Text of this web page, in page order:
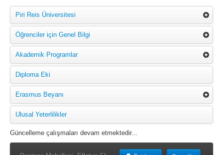
Piri Reis Üniversitesi
Öğrenciler için Genel Bilgi
Akademik Programlar
Diploma Eki
Erasmus Beyanı
Ulusal Yeterlilikler
Güncelleme çalışmaları devam etmektedir...